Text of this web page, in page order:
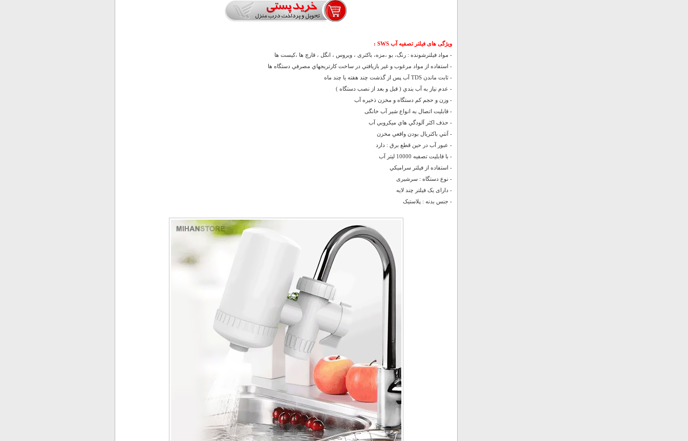
ویژگی های فیلتر تصفيه آب SWS :
- مواد فیلترشونده : رنگ، بو ،مزه، باکتری ، ویروس ، انگل ، قارچ ها ،کیست ها
- استفاده از مواد مرغوب و غير بازيافتي در ساخت كارتريجهاي مصرفي دستگاه ها
- ثابت ماندن TDS آب پس از گذشت چند هفته يا چند ماه
- عدم نياز به آب بندي ( قبل و بعد از نصب دستگاه )
- وزن و حجم كم دستگاه و مخزن ذخيره آب
- قابلیت اتصال به انواع شیر آب خانگی
- حذف اكثر آلودگي هاي ميكروبي آب
- آنتي باكتريال بودن واقعي مخزن
- عبور آب در حین قطع برق : دارد
- با قابلیت تصفیه 10000 لیتر آب
- استفاده از فيلتر سراميكي
- نوع دستگاه : سرشیری
- دارای یک فیلتر چند لایه
- جنس بدنه : پلاستیک